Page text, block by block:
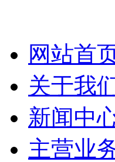
网站首
关于我
新闻中
主营业